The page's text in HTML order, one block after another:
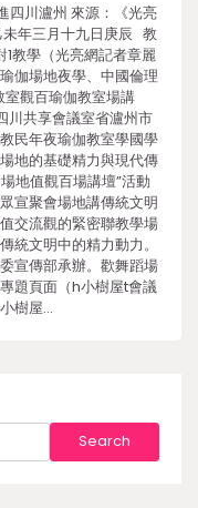
四川瀘州 來源：《光亮
未年三月十九日庚辰 教
學（光亮網記者章麗
伽場地夜學、中國倫理
室觀百瑜伽教室場講
川共享會議室省瀘州市
民年夜瑜伽教室學國學
地的基礎精力與現代傳
地值觀百場講壇”活動
宣聚會場地講傳統文明
交流觀的緊密聯教學場
統文明中的精力動力。
宣傳部承辦。歡舞蹈場
題頁面（h小樹屋t會議
樹屋…
Search